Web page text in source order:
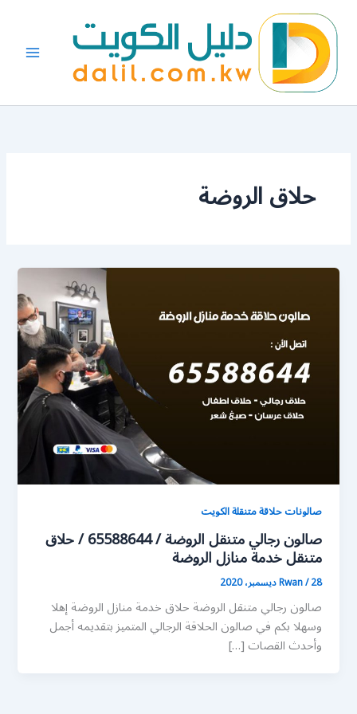
المحتوى
حلاق الروضة
صالونات حلاقة متنقلة الكويت
صالون رجالي متنقل الروضة / 65588644 / حلاق
متنقل خدمة منازل الروضة
Rwan/28 ديسمبر، 2020
صالون رجالي متنقل الروضة حلاق خدمة منازل الروضة إهلا
وسهلا بكم في صالون الحلاقة الرجالي المتميز بتقديمه أجمل
وأحدث القصات […]